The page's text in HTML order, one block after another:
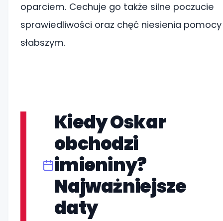
oparciem. Cechuje go także silne poczucie
sprawiedliwości oraz chęć niesienia pomocy
słabszym.
Kiedy Oskar
obchodzi
imieniny?
Najważniejsze
daty